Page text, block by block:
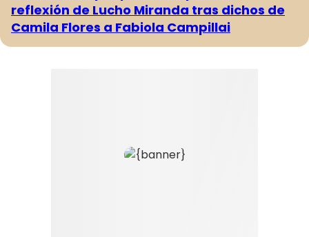
reflexión de Lucho Miranda tras dichos de
Camila Flores a Fabiola Campillai